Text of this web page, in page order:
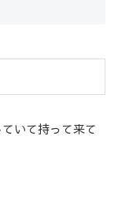
いて持って来て